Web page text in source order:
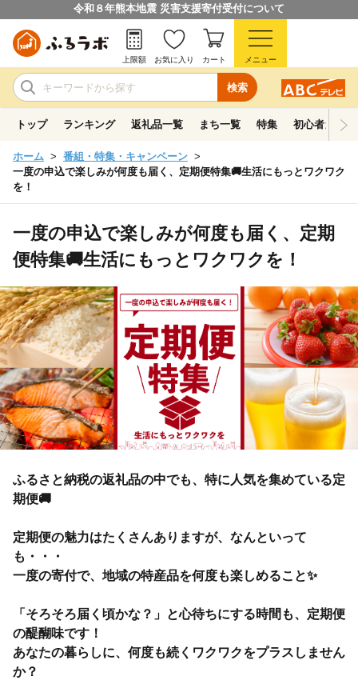
令和８年熊本地震 災害支援寄付受付について
検索
上限額 お気に入り カート メニュー
トップ ランキング 返礼品一覧 まち一覧 特集 初心者ガイド
ホーム
番組・特集・キャンペーン
一度の申込で楽しみが何度も届く、定期便特集🚚生活にもっとワクワク
を！
一度の申込で楽しみが何度も届く、定期
便特集🚚生活にもっとワクワクを！
ふるさと納税の返礼品の中でも、特に人気を集めている定
期便🚚
定期便の魅力はたくさんありますが、なんといって
も・・・
一度の寄付で、地域の特産品を何度も楽しめること✨
「そろそろ届く頃かな？」と心待ちにする時間も、定期便
の醍醐味です！
あなたの暮らしに、何度も続くワクワクをプラスしません
か？